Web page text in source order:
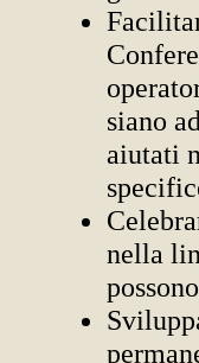
siano
aiutati
nella